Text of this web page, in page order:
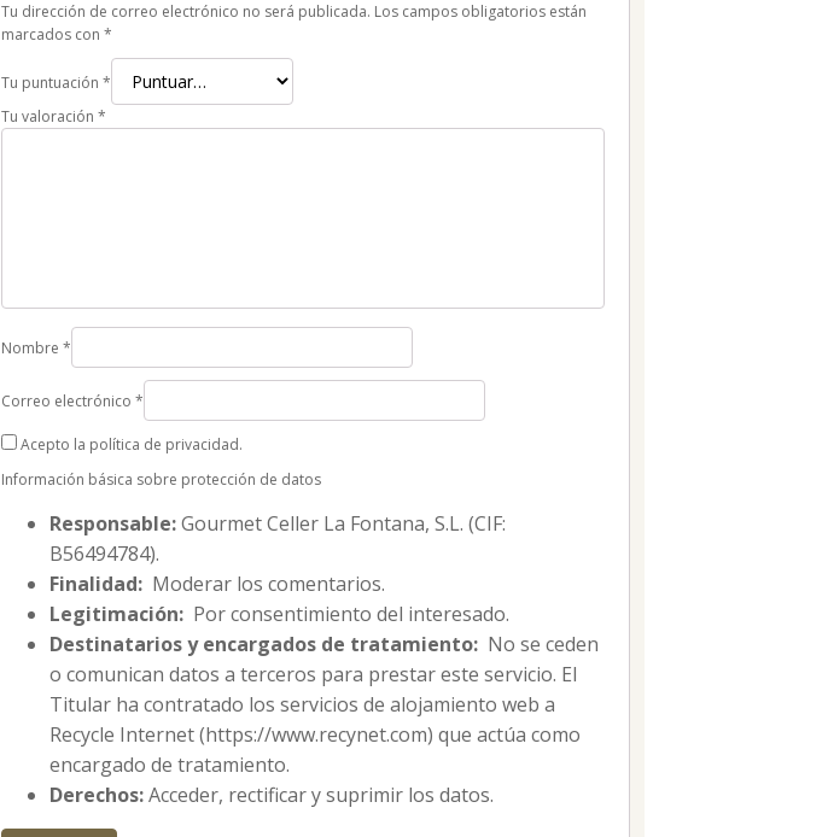
Tu dirección de correo electrónico no será publicada. Los campos obligatorios están
marcados con *
Tu puntuación *
Tu valoración *
Nombre *
Correo electrónico *
Acepto la política de privacidad.
Información básica sobre protección de datos
Responsable:Gourmet Celler La Fontana, S.L. (CIF:
B56494784).
Finalidad: Moderar los comentarios.
Legitimación: Por consentimiento del interesado.
Destinatarios y encargados de tratamiento: No se ceden
o comunican datos a terceros para prestar este servicio. El
Titular ha contratado los servicios de alojamiento web a
Recycle Internet (https://www.recynet.com) que actúa como
encargado de tratamiento.
Derechos:Acceder, rectificar y suprimir los datos.